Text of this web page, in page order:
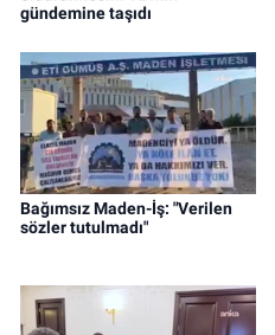
gündemine taşıdı
Bağımsız Maden-İş: "Verilen
sözler tutulmadı"